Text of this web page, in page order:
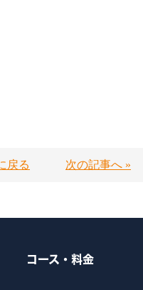
戻る 次の記事へ »
コース・料金